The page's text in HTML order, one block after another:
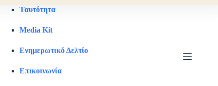
Ταυτότητα
Media Kit
Ενημερωτικό Δελτίο
Επικοινωνία